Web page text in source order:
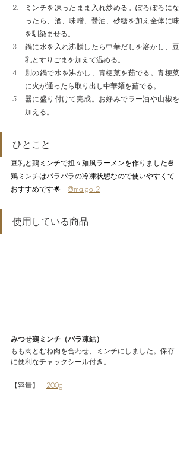
ミンチを凍ったまま入れ炒める。ぽろぽろにな
ったら、酒、味噌、醤油、砂糖を加え全体に味
を馴染ませる。
鍋に水を入れ沸騰したら中華だしを溶かし、豆
乳とすりごまを加えて温める。
別の鍋で水を沸かし、青梗菜を茹でる。青梗菜
に火が通ったら取り出し中華麺を茹でる。
器に盛り付けて完成。お好みでラー油や山椒を
加える。
ひとこと
豆乳と鶏ミンチで担々麺風ラーメンを作りました🍜
鶏ミンチはパラパラの冷凍状態なので使いやすくて
おすすめです🌟 @maigo.2
使用している商品
みつせ鶏ミンチ（バラ凍結）
もも肉とむね肉を合わせ、ミンチにしました。保存
に便利なチャックシール付き。
【容量】 200g